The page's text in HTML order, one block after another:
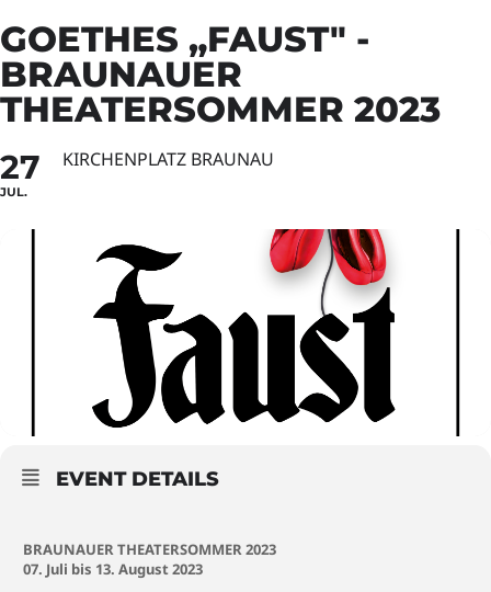
GOETHES „FAUST" -
BRAUNAUER
THEATERSOMMER 2023
27
JUL.
KIRCHENPLATZ BRAUNAU
EVENT DETAILS
BRAUNAUER THEATERSOMMER 2023
07. Juli bis 13. August 2023